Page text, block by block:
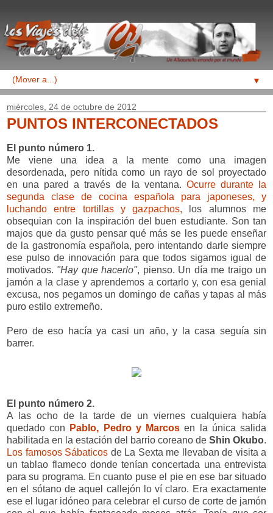
▼
miércoles, 24 de octubre de 2012
PUNTOS INTERCONECTADOS
El punto número 1.
Me viene una idea a la mente como una imagen
desordenada, pero nítida como un rayo de sol proyectado
en una pared a través de la ventana. Ocurre durante la
segunda clase de cocina española para japoneses, y
luchando entre tortillas y gazpachos, los alumnos me
obsequian con la inspiración del buen estudiante. Son tan
majos que da gusto pensar qué más se les puede enseñar
de la gastronomía española, pero intentando darle siempre
ese pulso de innovación para que todos sigamos igual de
motivados. "Hay que hacerlo", pienso. Un día me traigo un
jamón a la clase y aprendemos a cortarlo y, con esa genial
excusa, nos pegamos un domingo de cañas y tapas al más
puro estilo extremeño.
Pero de eso hacía ya casi un año, y la casa seguía sin
barrer.
El punto número 2.
A las ocho de la tarde de un viernes cualquiera había
quedado con
Pablo, Pedro y Marcos en la única salida
habilitada en la estación del barrio coreano de Shin Okubo.
Los famosos Sábaticos de La Sexta me llevaban de visita a
un tablao flameco donde tenían concertada una entrevista
para su programa. En cuanto puse el pie en ese bar situado
en el sótano de aquel callejón lo ví claro. Era exactamente
ese el lugar idóneo para celebrar el curso de corte de jamón